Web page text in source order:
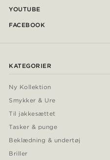
YOUTUBE
FACEBOOK
KATEGORIER
Ny Kollektion
Smykker & Ure
Til jakkesættet
Tasker & punge
Beklædning & undertøj
Briller